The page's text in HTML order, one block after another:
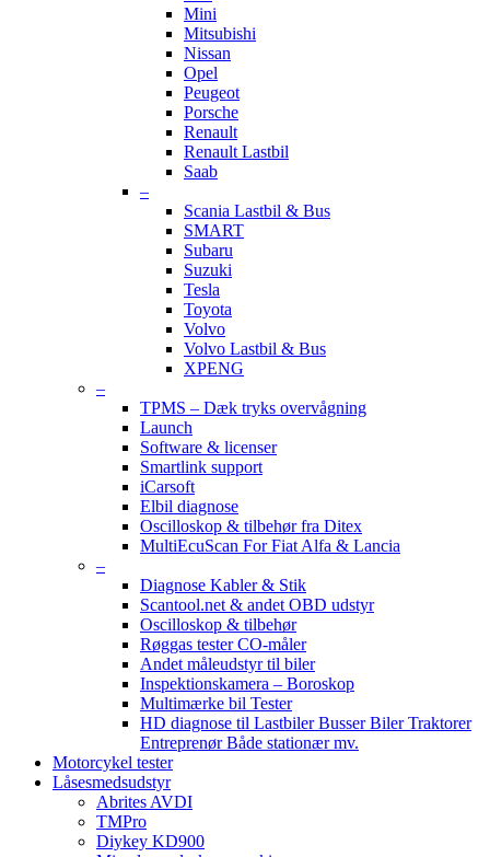
Mini
Mitsubishi
Nissan
Opel
Peugeot
Porsche
Renault
Renault Lastbil
Saab
–
Scania Lastbil & Bus
SMART
Subaru
Suzuki
Tesla
Toyota
Volvo
Volvo Lastbil & Bus
XPENG
–
TPMS – Dæk tryks overvågning
Launch
Software & licenser
Smartlink support
iCarsoft
Elbil diagnose
Oscilloskop & tilbehør fra Ditex
MultiEcuScan For Fiat Alfa & Lancia
–
Diagnose Kabler & Stik
Scantool.net & andet OBD udstyr
Oscilloskop & tilbehør
Røggas tester CO-måler
Andet måleudstyr til biler
Inspektionskamera – Boroskop
Multimærke bil Tester
HD diagnose til Lastbiler Busser Biler Traktorer
Entreprenør Både stationær mv.
Motorcykel tester
Låsesmedsudstyr
Abrites AVDI
TMPro
Diykey KD900